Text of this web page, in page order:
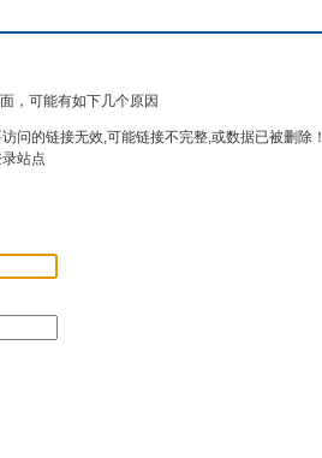
，可能有如下几个原因
问的链接无效,可能链接不完整,或数据已被删除！
站点